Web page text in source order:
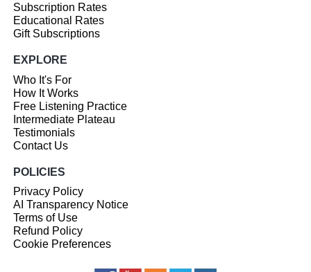
Subscription Rates
Educational Rates
Gift Subscriptions
EXPLORE
Who It's For
How It Works
Free Listening Practice
Intermediate Plateau
Testimonials
Contact Us
POLICIES
Privacy Policy
AI Transparency Notice
Terms of Use
Refund Policy
Cookie Preferences